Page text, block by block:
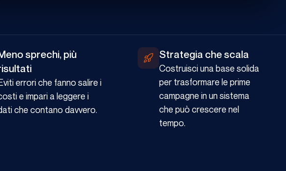
sprechi, più
errori che fanno salire i
e impari a leggere i
che contano davvero.
Strategia che scala
Costruisci una base solida
per trasformare le prime
campagne in un sistema
che può crescere nel
tempo.